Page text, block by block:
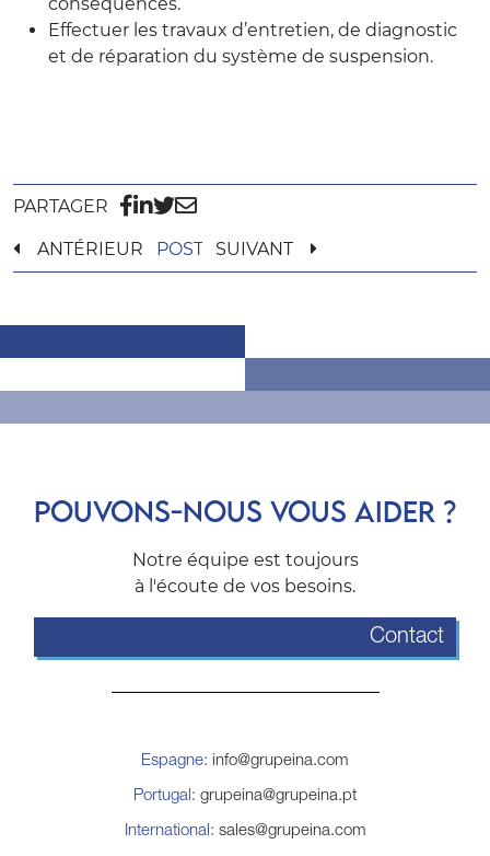
conséquences.
Effectuer les travaux d’entretien, de diagnostic
et de réparation du système de suspension.
PARTAGER
ANTÉRIEUR POST SUIVANT
POUVONS-NOUS VOUS AIDER ?
Notre équipe est toujours
à l'écoute de vos besoins.
Contact
Espagne: info@grupeina.com
Portugal: grupeina@grupeina.pt
International: sales@grupeina.com